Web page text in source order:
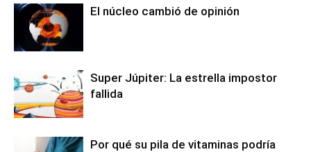
El núcleo cambió de opinión
Super Júpiter: La estrella impostor
fallida
Por qué su pila de vitaminas podría